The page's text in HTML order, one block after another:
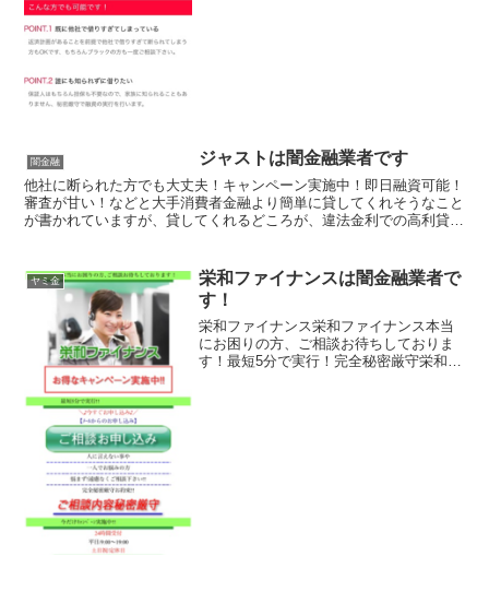
闇金融 ジャストは闇金融業者です
他社に断られた方でも大丈夫！キャンペーン実施中！即日融資可能！
審査が甘い！などと大手消費者金融より簡単に貸してくれそうなこと
が書かれていますが、貸してくれるどころが、違法金利での高利貸し
ヤミ金
栄和ファイナンスは闇金融業者で
す！
栄和ファイナンス栄和ファイナンス本当
にお困りの方、ご相談お待ちしておりま
す！最短5分で実行！完全秘密厳守栄和フ